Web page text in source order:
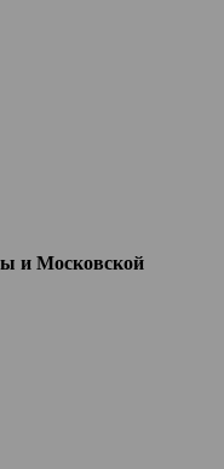
и Московской